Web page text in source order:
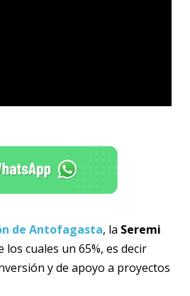
de Antofagasta, la Seremi
los cuales un 65%, es decir
y de apoyo a proyectos